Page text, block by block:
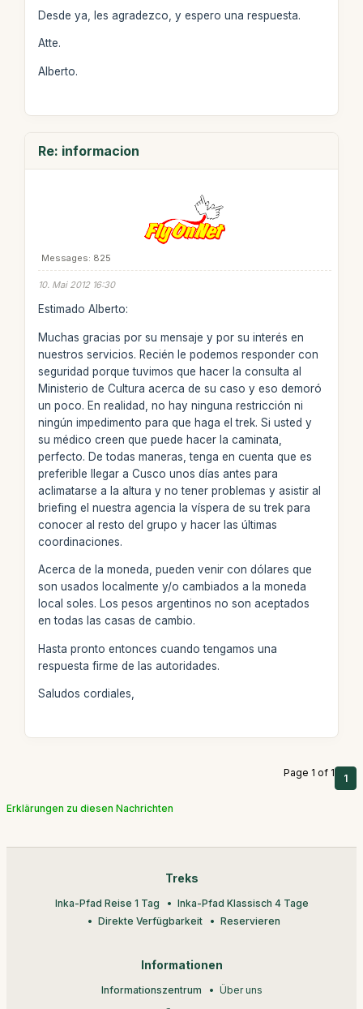
Desde ya, les agradezco, y espero una respuesta.
Atte.
Alberto.
Re: informacion
Messages: 825
10. Mai 2012 16:30
Estimado Alberto:
Muchas gracias por su mensaje y por su interés en
nuestros servicios. Recién le podemos responder con
seguridad porque tuvimos que hacer la consulta al
Ministerio de Cultura acerca de su caso y eso demoró
un poco. En realidad, no hay ninguna restricción ni
ningún impedimento para que haga el trek. Si usted y
su médico creen que puede hacer la caminata,
perfecto. De todas maneras, tenga en cuenta que es
preferible llegar a Cusco unos días antes para
aclimatarse a la altura y no tener problemas y asistir al
briefing el nuestra agencia la víspera de su trek para
conocer al resto del grupo y hacer las últimas
coordinaciones.
Acerca de la moneda, pueden venir con dólares que
son usados localmente y/o cambiados a la moneda
local soles. Los pesos argentinos no son aceptados
en todas las casas de cambio.
Hasta pronto entonces cuando tengamos una
respuesta firme de las autoridades.
Saludos cordiales,
Page 1 of 1 1
Erklärungen zu diesen Nachrichten
Treks
Inka-Pfad Reise 1 Tag
Inka-Pfad Klassisch 4 Tage
Direkte Verfügbarkeit
Reservieren
Informationen
Informationszentrum Über uns